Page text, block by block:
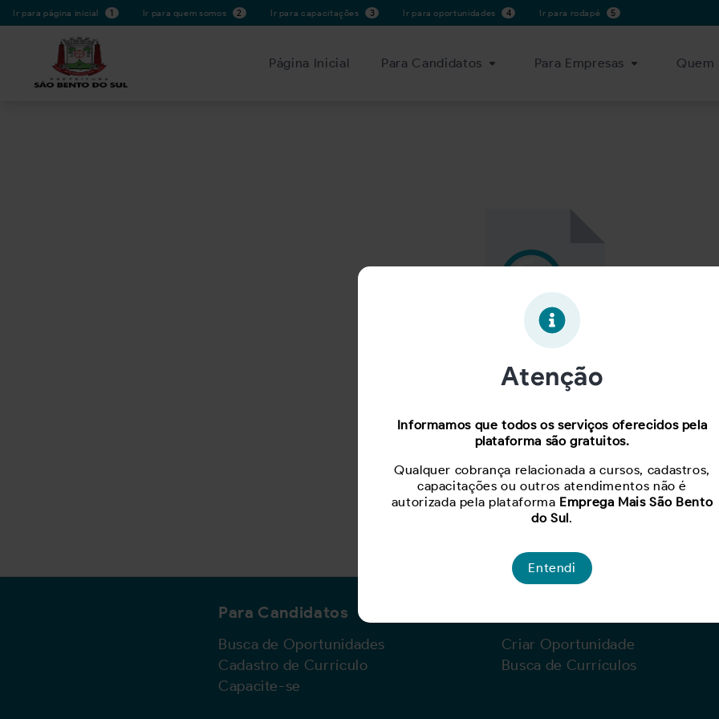
Ir para página inicial 1 Ir para quem somos 2 Ir para capacitações 3 Ir para oportunidades 4 Ir para rodapé 5
Página Inicial Para Candidatos Para Empresas Quem
Oportunidade expirada!
Para Candidatos
Busca de Oportunidades
Cadastro de Currículo
Capacite-se
Criar Oportunidade
Busca de Currículos
Atenção
Informamos que todos os serviços oferecidos pela
plataforma são gratuitos.
Qualquer cobrança relacionada a cursos, cadastros,
capacitações ou outros atendimentos não é
autorizada pela plataforma Emprega Mais São Bento
do Sul.
Entendi